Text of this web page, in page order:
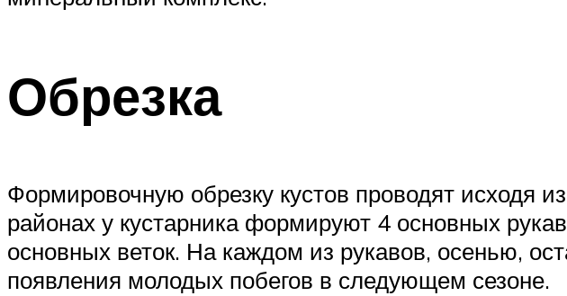
Обрезка
Формировочную обрезку кустов проводят исходя
районах у кустарника формируют 4 основных
основных веток. На каждом из рукавов, осенью,
появления молодых побегов в следующем сезоне.